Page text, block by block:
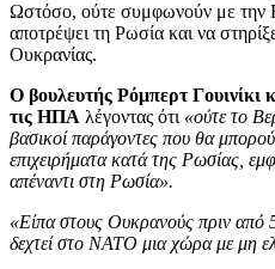
Ωστόσο, ούτε συμφωνούν με την
αποτρέψει τη Ρωσία και να
Ουκρανίας.
Ο βουλευτής Ρόμπερτ Γουινίκι
τις ΗΠΑ λέγοντας ότι «ούτε το
βασικοί παράγοντες που θα
επιχειρήματα κατά της Ρωσίας,
απέναντι στη Ρωσία».
«Είπα στους Ουκρανούς πριν από
δεχτεί στο ΝΑΤΟ μια χώρα με μη